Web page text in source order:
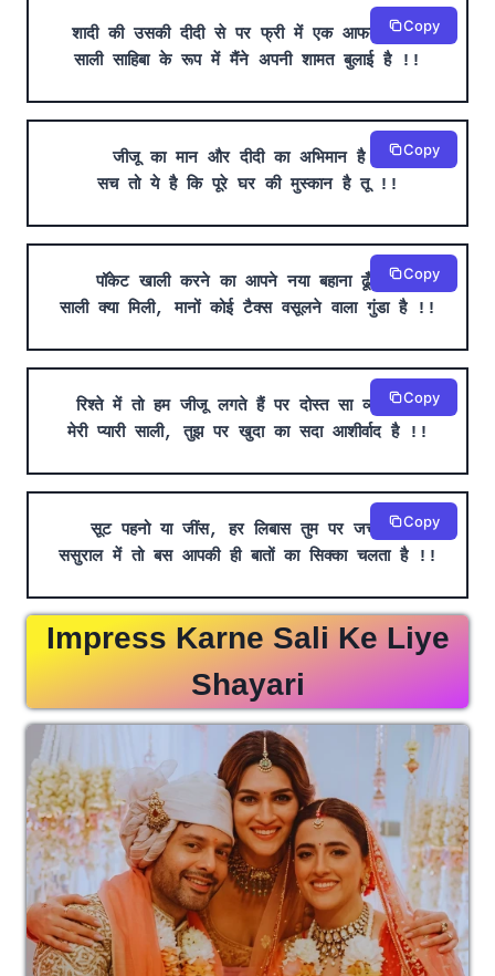
शादी की उसकी दीदी से पर फ्री में एक आफत पाई है
साली साहिबा के रूप में मैंने अपनी शामत बुलाई है !!
Copy
जीजू का मान और दीदी का अभिमान है तू
सच तो ये है कि पूरे घर की मुस्कान है तू !!
Copy
पॉकेट खाली करने का आपने नया बहाना ढूँढा है
साली क्या मिली, मानों कोई टैक्स वसूलने वाला गुंडा है !!
Copy
रिश्ते में तो हम जीजू लगते हैं पर दोस्त सा व्यवहार है
मेरी प्यारी साली, तुझ पर खुदा का सदा आशीर्वाद है !!
Copy
सूट पहनो या जींस, हर लिबास तुम पर जचता है
ससुराल में तो बस आपकी ही बातों का सिक्का चलता है !!
Copy
Impress Karne Sali Ke Liye
Shayari